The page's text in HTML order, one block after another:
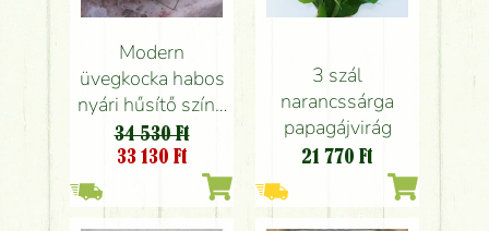
Modern
üvegkocka habos
nyári hűsítő színű
virágokkal
34 530 Ft
33 130 Ft
3 szál
narancssárga
papagájvirág
21 770 Ft